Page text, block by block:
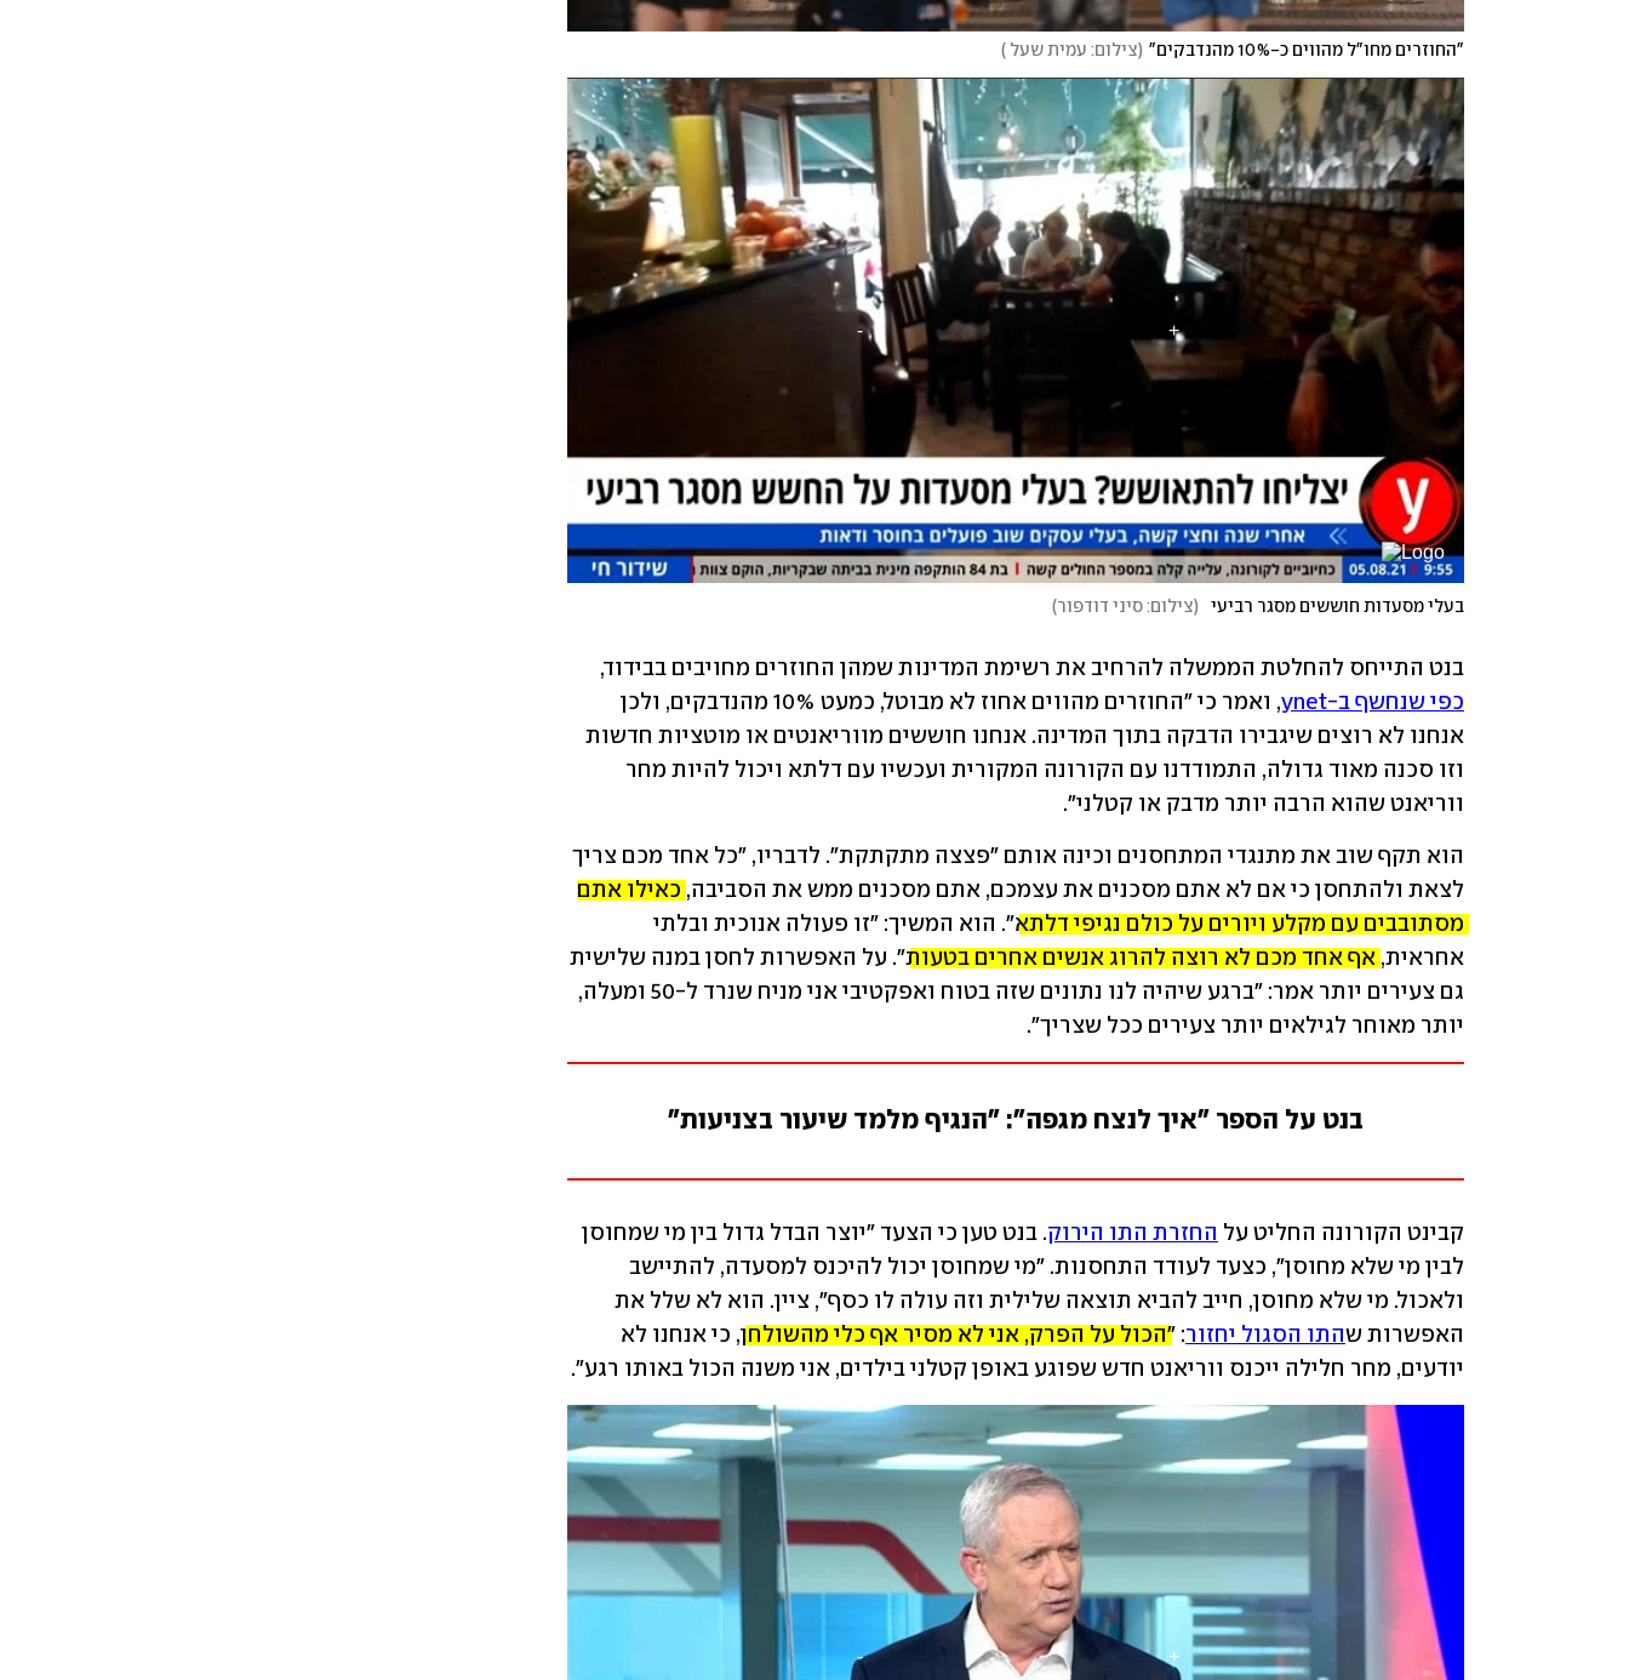
"החוזרים מחו"ל מהווים כ-10% מהנדבקים" (צילום: עמית שעל )
בעלי מסעדות חוששים מסגר רביעי (צילום: סיני דודפור)
בנט התייחס להחלטת הממשלה להרחיב את רשימת המדינות שמהן החוזרים מחויבים בבידוד,
כפי שנחשף ב-ynet
ווריאנט שהוא הרבה יותר מדבק או קטלני".
לצאת ולהתחסן כי אם לא אתם מסכנים את עצמכם, אתם מסכנים ממש את הסביבה,
מסתובבים עם מקלע ויורים על כולם נגיפי דלתא
אחראית, אף אחד מכם לא רוצה להרוג אנשים אחרים בטעות
יותר מאוחר לגילאים יותר צעירים ככל שצריך".
בנט על הספר "איך לנצח מגפה": "הנגיף מלמד שיעור בצניעות"
קבינט הקורונה החליט על החזרת התו הירוק
האפשרות שהתו הסגול יחזור: "הכול על הפרק, אני לא מסיר אף כלי מהשולחן
יודעים, מחר חלילה ייכנס ווריאנט חדש שפוגע באופן קטלני בילדים, אני משנה הכול באותו רגע".